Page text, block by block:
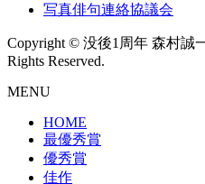
写真俳句連絡協議会
Copyright © 没後1周年 森村誠
Rights Reserved.
MENU
HOME
最優秀賞
優秀賞
佳作